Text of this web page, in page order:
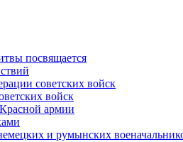
посвящается
советских войск
войск
армии
и румынских